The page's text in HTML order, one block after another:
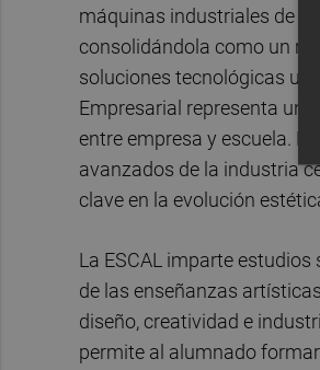
máquinas industriales de
consolidándola como un
soluciones tecnológicas
Empresarial representa
entre empresa y escuela.
avanzados de la industria
clave en la evolución
La ESCAL imparte
de las enseñanzas
diseño, creatividad e
permite al alumnado